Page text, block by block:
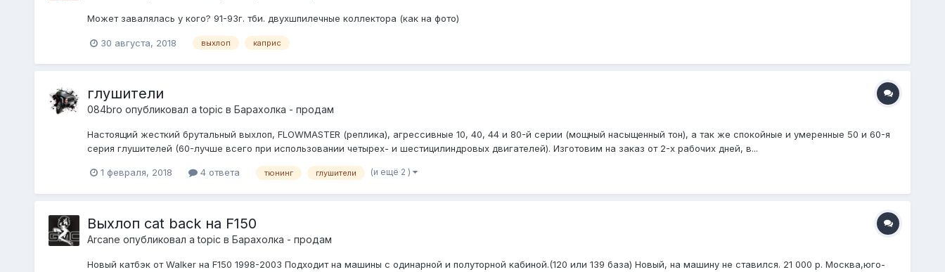
Может завалялась у кого? 91-93г. тби. двухшпилечные коллектора (как на фото)
30 августа, 2018 выхлоп каприс
глушители
084bro опубликовал a topic в Барахолка - продам
Настоящий жесткий брутальный выхлоп, FLOWMASTER (реплика), агрессивные 10, 40, 44 и 80-й серии (мощный насыщенный тон), а так же спокойные и умеренные 50 и 60-я
серия глушителей (60-лучше всего при использовании четырех- и шестицилиндровых двигателей). Изготовим на заказ от 2-х рабочих дней, в...
1 февраля, 2018 4 ответа тюнинг глушители (и ещё 2 )
Выхлоп cat back на F150
Arcane опубликовал a topic в Барахолка - продам
Новый катбэк от Walker на F150 1998-2003 Подходит на машины с одинарной и полуторной кабиной.(120 или 139 база) Новый, на машину не ставился. 21 000 р. Москва,юго-